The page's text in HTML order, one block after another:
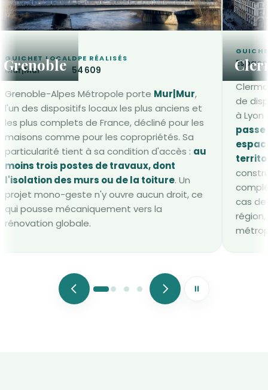
Grenoble
GUICHET LOCAL
Mur|Mur
DPE RÉALISÉS
54 609
Grenoble-Alpes Métropole porte Mur|Mur,
l'un des dispositifs locaux les plus anciens et
les plus complets de France, décliné pour les
maisons comme pour les copropriétés. Sa
particularité tient à sa condition d'accès : au
moins trois postes de travaux, dont
l'isolation des murs ou de la toiture. Un
projet mono-geste n'y ouvre aucun droit, ce
qui pousse mécaniquement vers la
rénovation globale.
de
à Lyon
passe
cas
Mettre le